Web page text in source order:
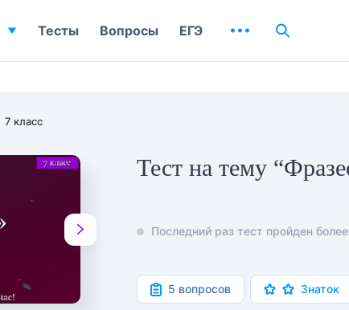
7 класс
Тест на тему
Последний раз тест пройден
5 вопросов Знаток
Тесты Вопросы ЕГЭ